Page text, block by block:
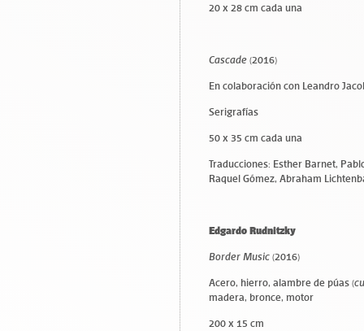
20 x 28 cm cada una
Cascade (2016)
En colaboración con Leandro
Serigrafías
50 x 35 cm cada una
Traducciones: Esther Barnet,
Raquel Gómez, Abraham
Edgardo Rudnitzky
Border Music(2016)
Acero, hierro, alambre de púas (
madera, bronce, motor
200 x 15 cm